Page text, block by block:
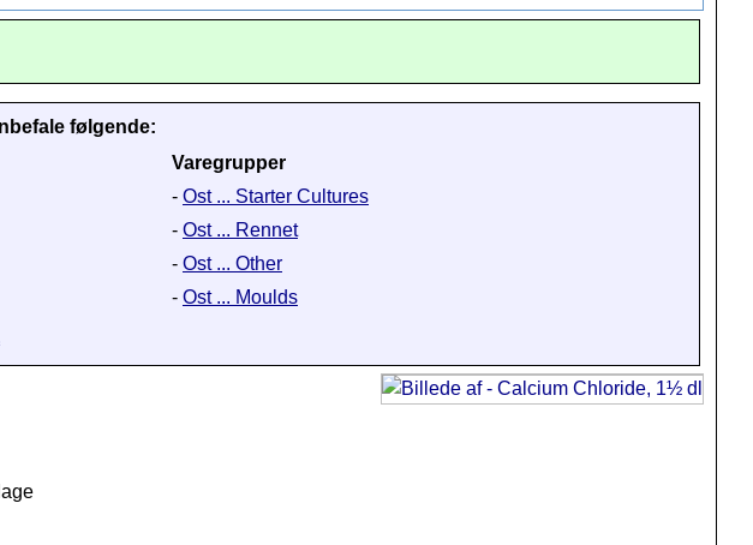
følgende:
Varegrupper
- Ost ... Starter Cultures
- Ost ... Rennet
- Ost ... Other
- Ost ... Moulds